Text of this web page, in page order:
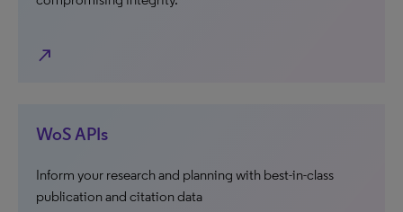
north_east
WoS APIs
Inform your research and planning with best-in-class
publication and citation data